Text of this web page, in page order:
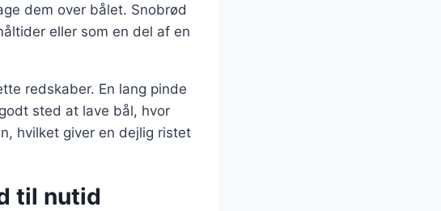
dem over bålet. Snobrød
eller som en del af en
redskaber. En lang pinde
sted at lave bål, hvor
hvilket giver en dejlig ristet
til nutid